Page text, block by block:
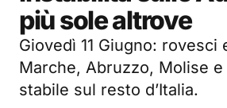
più sole altrove
Giovedì 11 Giugno: rovesci
Marche, Abruzzo, Molise e
stabile sul resto d’Italia.